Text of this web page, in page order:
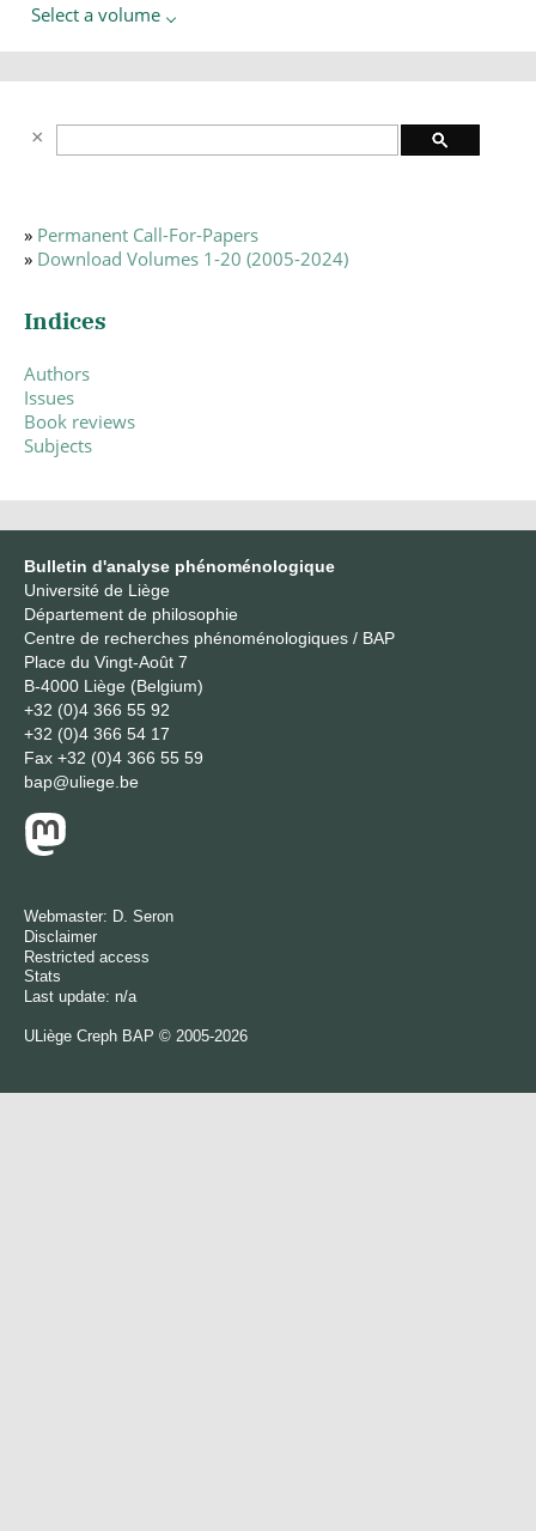
Select a volume
» Permanent Call-For-Papers
» Download Volumes 1-20 (2005-2024)
Indices
Authors
Issues
Book reviews
Subjects
Bulletin d'analyse phénoménologique
Université de Liège
Département de philosophie
Centre de recherches phénoménologiques / BAP
Place du Vingt-Août 7
B-4000 Liège (Belgium)
+32 (0)4 366 55 92
+32 (0)4 366 54 17
Fax +32 (0)4 366 55 59
bap@uliege.be
Webmaster: D. Seron
Disclaimer
Restricted access
Stats
Last update: n/a
ULiège Creph BAP © 2005-2026